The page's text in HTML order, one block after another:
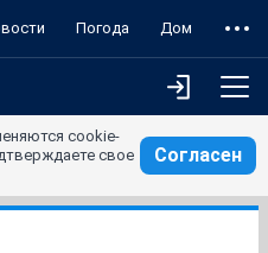
Погода Дом
cookie-
свое
Согласен